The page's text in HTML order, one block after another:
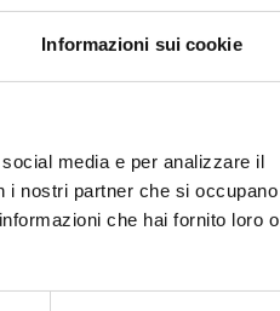
Informazioni sui cookie
media e per analizzare il
i nostri partner che si occupano
che hai fornito loro o